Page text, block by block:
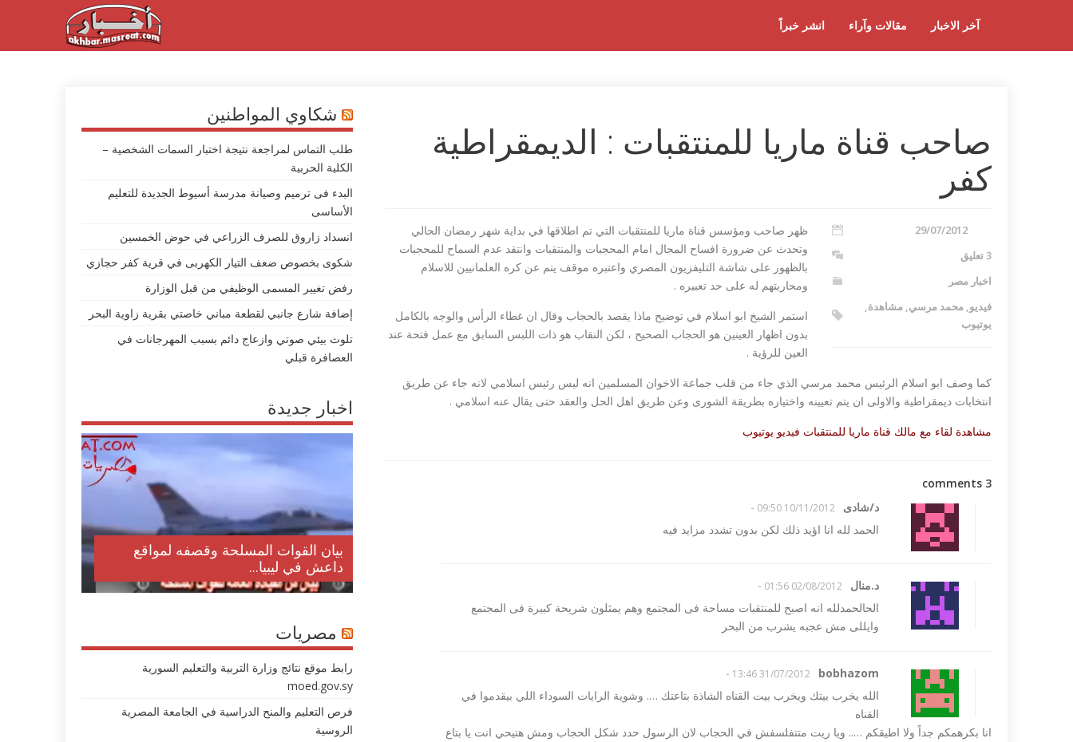
انشر خبراً مقالات وآراء آخر الاخبار
صاحب قناة ماريا للمنتقبات : الديمقراطية
كفر
29/07/2012
3 تعليق
اخبار مصر
فيديو, محمد مرسي, مشاهدة,
يوتيوب
ظهر صاحب ومؤسس قناة ماريا للمنتقبات التي تم اطلاقها في بداية شهر رمضان الحالي
وتحدث عن ضرورة افساح المجال امام المحجبات والمنتقبات وانتقد عدم السماح للمحجبات
بالظهور على شاشة التليفزيون المصري واعتبره موقف ينم عن كره العلمانيين للاسلام
ومحاربتهم له على حد تعبيره .
استمر الشيخ ابو اسلام في توضيح ماذا يقصد بالحجاب وقال ان غطاء الرأس والوجه بالكامل
بدون اظهار العينين هو الحجاب الصحيح ، لكن النقاب هو ذات اللبس السابق مع عمل فتحة عند
العين للرؤية .
كما وصف ابو اسلام الرئيس محمد مرسي الذي جاء من قلب جماعة الاخوان المسلمين انه ليس رئيس اسلامي لانه جاء عن طريق
انتخابات ديمقراطية والاولى ان يتم تعيينه واختياره بطريقة الشورى وعن طريق اهل الحل والعقد حتى يقال عنه اسلامي .
مشاهدة لقاء مع مالك قناة ماريا للمنتقبات فيديو يوتيوب
3 comments
د/شادى
10/11/2012 09:50
-
الحمد لله انا اؤيد ذلك لكن بدون تشدد مزايد فيه
د.منال 02/08/2012 01:56
-
الحالحمدلله انه اصبح للمنتقبات مساحة فى المجتمع وهم يمثلون شريحة كبيرة فى المجتمع
وايللى مش عجبه يشرب من البحر
bobhazom
31/07/2012 13:46
-
الله يخرب بيتك ويخرب بيت القناه الشاذة بتاعتك …. وشوية الرايات السوداء اللي بيقدموا في
القناه
انا بكرهمكم جداً ولا اطيقكم ….. ويا ريت متتفلسفش في الحجاب لان الرسول حدد شكل الحجاب ومش هتيحي انت يا بتاع
شكاوي المواطنين
طلب التماس لمراجعة نتيجة اختبار السمات الشخصية –
الكلية الحربية
البدء فى ترميم وصيانة مدرسة أسيوط الجديدة للتعليم
الأساسى
انسداد زاروق للصرف الزراعي في حوض الخمسين
شكوى بخصوص ضعف التيار الكهربى في قرية كفر حجازي
رفض تغيير المسمى الوظيفي من قبل الوزارة
إضافة شارع جانبي لقطعة مباني خاصتي بقرية زاوية البحر
تلوث بيئي صوتي وازعاج دائم بسبب المهرجانات في
العصافرة قبلي
اخبار جديدة
بيان القوات المسلحة وقصفه لمواقع
داعش في ليبيا...
تندد بمذبحة شارلي
مصريات
رابط موقع نتائج وزارة التربية والتعليم السورية
moed.gov.sy
فرص التعليم والمنح الدراسية في الجامعة المصرية
الروسية